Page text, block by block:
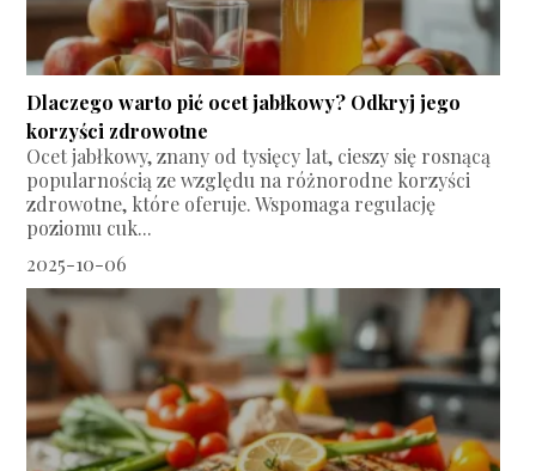
Dlaczego warto pić ocet jabłkowy? Odkryj jego
korzyści zdrowotne
Ocet jabłkowy, znany od tysięcy lat, cieszy się rosnącą
popularnością ze względu na różnorodne korzyści
zdrowotne, które oferuje. Wspomaga regulację
poziomu cuk...
2025-10-06